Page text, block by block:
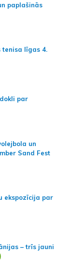
paplašinās
tenisa līgas 4.
par
un
Sand Fest
ekspozīcija par
– trīs jauni